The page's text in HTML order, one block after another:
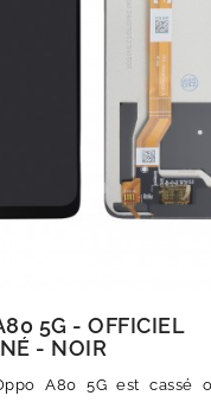
5G - OFFICIEL
- NOIR
A80 5G est cassé